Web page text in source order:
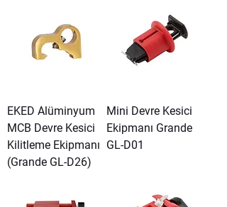
EKED Alüminyum
MCB Devre Kesici
Kilitleme Ekipmanı
(Grande GL-D26)
Mini Devre Kesici
Ekipmanı Grande
GL-D01